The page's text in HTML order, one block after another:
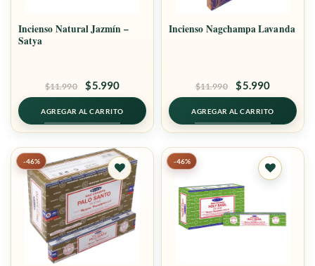
Incienso Natural Jazmín –
Satya
$11.990
El
precio
original
era:
$5.990El
precio
actual
es:
AGREGAR AL CARRITO
Incienso Nagchampa Lavanda
$11.990
El
precio
original
era:
$5.990El
precio
actual
es:
AGREGAR AL CARRITO
-46%
Agregar
a
favoritos
-46%
Agregar